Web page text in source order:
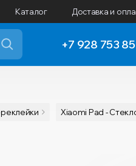
Каталог Доставка и
+7 928 753
Xiaomi Pad -